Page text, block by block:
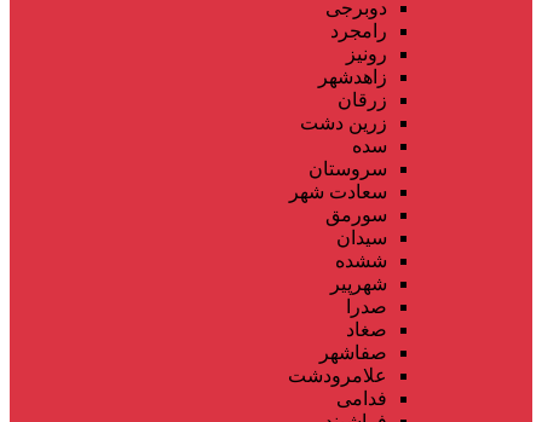
دوبرجی
رامجرد
رونیز
زاهدشهر
زرقان
زرین دشت
سده
سروستان
سعادت شهر
سورمق
سیدان
ششده
شهرپیر
صدرا
صغاد
صفاشهر
علامرودشت
فدامی